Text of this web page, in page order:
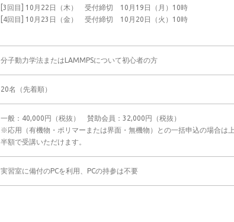
[3回目] 10月22日（木） 受付締切 10月19日（月）10時
[4回目] 10月23日（金） 受付締切 10月20日（火）10時
分子動力学法またはLAMMPSについて初心者の方
20名（先着順）
一般：40,000円（税抜） 賛助会員：32,000円（税抜）
※応用（有機物・ポリマーまたは界面・無機物）との一括申込の場合は
半額で受講いただけます。
実習室に備付のPCを利用、PCの持参は不要